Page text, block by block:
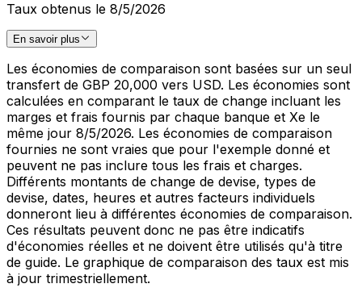
Taux obtenus le 8/5/2026
En savoir plus
Les économies de comparaison sont basées sur un seul
transfert de GBP 20,000 vers USD. Les économies sont
calculées en comparant le taux de change incluant les
marges et frais fournis par chaque banque et Xe le
même jour 8/5/2026. Les économies de comparaison
fournies ne sont vraies que pour l'exemple donné et
peuvent ne pas inclure tous les frais et charges.
Différents montants de change de devise, types de
devise, dates, heures et autres facteurs individuels
donneront lieu à différentes économies de comparaison.
Ces résultats peuvent donc ne pas être indicatifs
d'économies réelles et ne doivent être utilisés qu'à titre
de guide. Le graphique de comparaison des taux est mis
à jour trimestriellement.